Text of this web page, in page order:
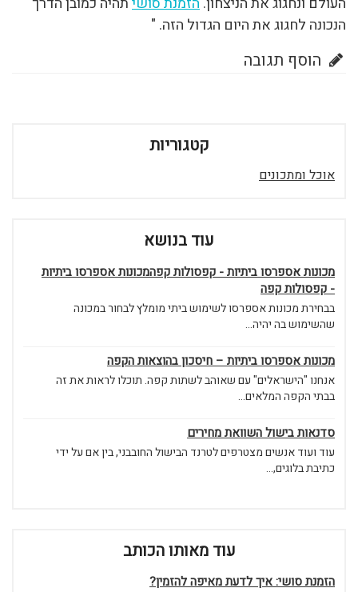
הנכונה לחגוג את היום הגדול הזה. "
הוסף תגובה
קטגוריות
אוכל ומתכונים
עוד בנושא
מכונות אספרסו ביתיות - קפסולות קפהמכונות אספרסו ביתיות
- קפסולות קפה
בבחירת מכונות אספרסו לשימוש ביתי מומלץ לבחור במכונה
שהשימוש בה יהיה...
מכונות אספרסו ביתיות – חיסכון בהוצאות הקפה
אנחנו "הישראלים" עם שאוהב לשתות קפה. תוכלו לראות את זה
בבתי הקפה המלאים...
סדנאות בישול השוואת מחירים
עוד ועוד אנשים מצטרפים לטרנד הבישול החובבני, בין אם על ידי
כתיבת בלוגים,...
עוד מאותו הכותב
הזמנת סושי: איך לדעת מאיפה להזמין?